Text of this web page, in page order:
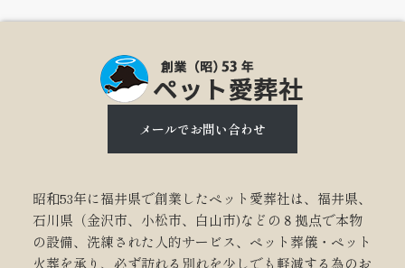
メールでお問い合わせ
昭和53年に福井県で創業したペット愛葬社は、福井県、
石川県（金沢市、小松市、白山市)などの８拠点で本物
の設備、洗練された人的サービス、ペット葬儀・ペット
火葬を承り、必ず訪れる別れを少しでも軽減する為のお